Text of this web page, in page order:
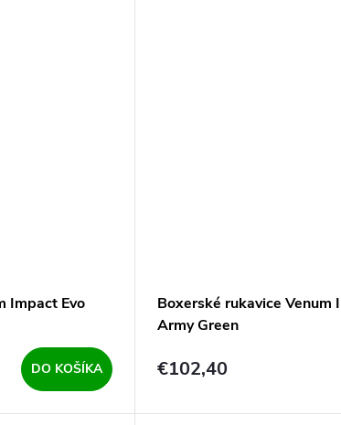
Impact Evo
DO KOŠÍKA
Boxerské rukavice Venum
Army Green
€102,40